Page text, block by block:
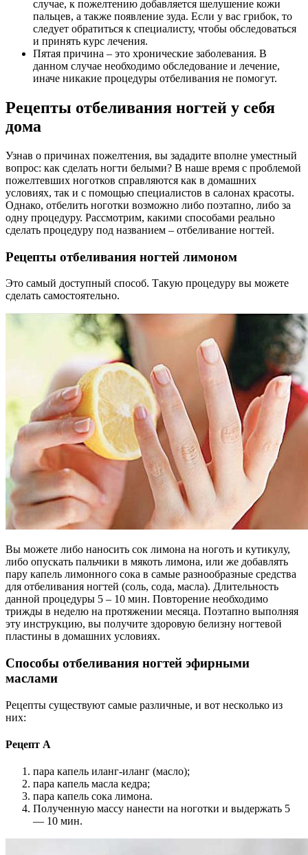
случае, к пожелтению добавляется шелушение кожи
пальцев, а также появление зуда. Если у вас грибок, то
следует обратиться к специалисту, чтобы обследоваться
и принять курс лечения.
Пятая причина – это хронические заболевания. В
данном случае необходимо обследование и лечение,
иначе никакие процедуры отбеливания не помогут.
Рецепты отбеливания ногтей у себя
дома
Узнав о причинах пожелтения, вы зададите вполне уместный
вопрос: как сделать ногти белыми? В наше время с проблемой
пожелтевших ноготков справляются как в домашних
условиях, так и с помощью специалистов в салонах красоты.
Однако, отбелить ноготки возможно либо поэтапно, либо за
одну процедуру. Рассмотрим, какими способами реально
сделать процедуру под названием – отбеливание ногтей.
Рецепты отбеливания ногтей лимоном
Это самый доступный способ. Такую процедуру вы можете
сделать самостоятельно.
Вы можете либо наносить сок лимона на ноготь и кутикулу,
либо опускать пальчики в мякоть лимона, или же добавлять
пару капель лимонного сока в самые разнообразные средства
для отбеливания ногтей (соль, сода, масла). Длительность
данной процедуры 5 – 10 мин. Повторение необходимо
трижды в неделю на протяжении месяца. Поэтапно выполняя
эту инструкцию, вы получите здоровую белизну ногтевой
пластины в домашних условиях.
Способы отбеливания ногтей эфирными
маслами
Рецепты существуют самые различные, и вот несколько из
них:
Рецепт А
пара капель иланг-иланг (масло);
пара капель масла кедра;
пара капель сока лимона.
Полученную массу нанести на ноготки и выдержать 5
— 10 мин.